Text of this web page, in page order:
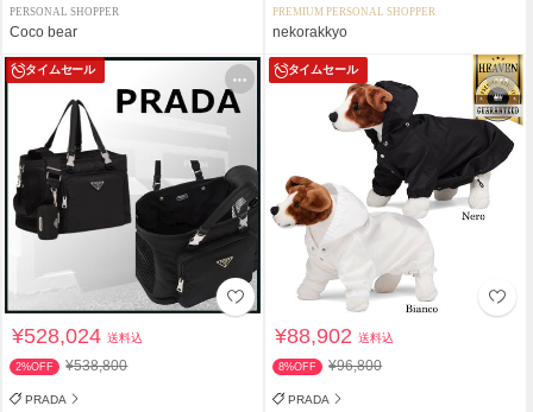
PERSONAL SHOPPER
Coco bear
PREMIUM PERSONAL SHOPPER
nekorakkyo
タイムセール
¥528,024送料込
2%OFF ¥538,800
PRADA
タイムセール
¥88,902送料込
8%OFF ¥96,800
PRADA